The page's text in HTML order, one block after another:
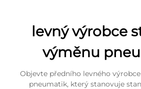
levný výrobce
výměnu
Objevte předního levného
pneumatik, který stanovuje